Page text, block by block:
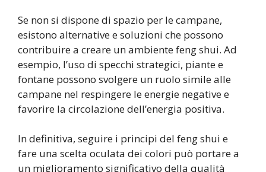
Se non si dispone di spazio per le campane,
esistono alternative e soluzioni che possono
contribuire a creare un ambiente feng shui. Ad
esempio, l’uso di specchi strategici, piante e
fontane possono svolgere un ruolo simile alle
campane nel respingere le energie negative e
favorire la circolazione dell’energia positiva.
In definitiva, seguire i principi del feng shui e
fare una scelta oculata dei colori può portare a
un miglioramento significativo della qualità